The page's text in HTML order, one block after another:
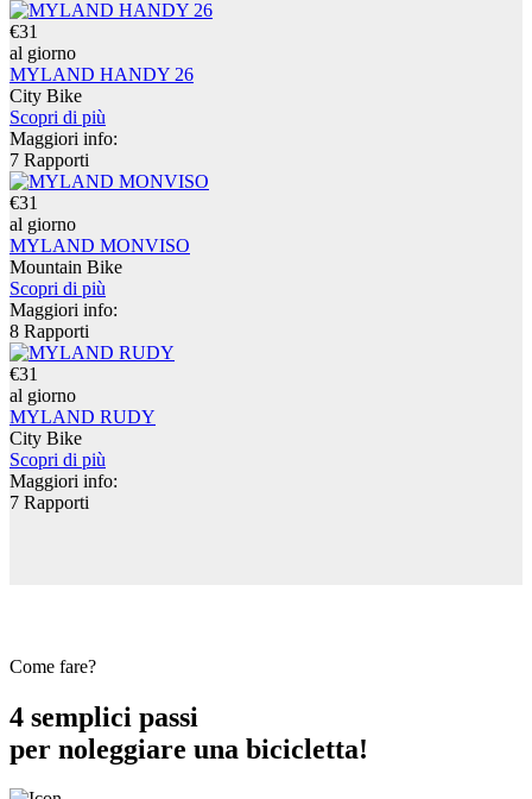
€31
al giorno
MYLAND HANDY 26
City Bike
Scopri di più
Maggiori info:
7 Rapporti
€31
al giorno
MYLAND MONVISO
Mountain Bike
Scopri di più
Maggiori info:
8 Rapporti
€31
al giorno
MYLAND RUDY
City Bike
Scopri di più
Maggiori info:
7 Rapporti
Come fare?
4 semplici passi
per noleggiare una bicicletta!